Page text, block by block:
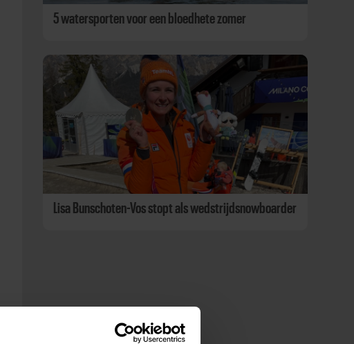
5 watersporten voor een bloedhete zomer
Lisa Bunschoten-Vos stopt als wedstrijdsnowboarder